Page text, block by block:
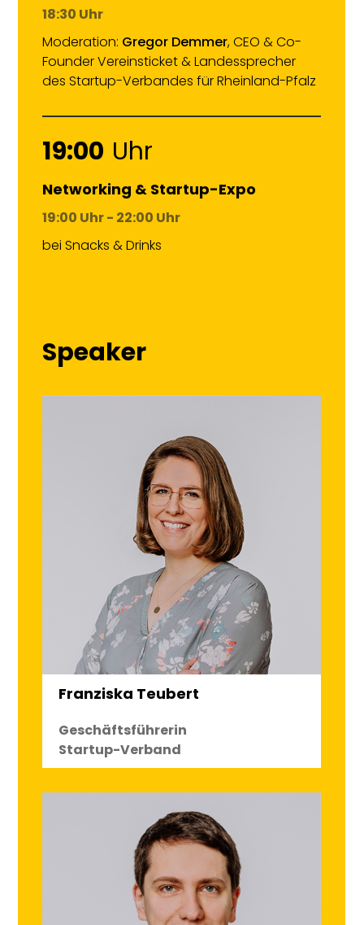
18:30 Uhr
Moderation: Gregor Demmer, CEO & Co-
Founder Vereinsticket & Landessprecher
des Startup-Verbandes für Rheinland-Pfalz
19:00 Uhr
Networking & Startup-Expo
19:00 Uhr - 22:00 Uhr
bei Snacks & Drinks
Speaker
Franziska Teubert
Geschäftsführerin
Startup-Verband